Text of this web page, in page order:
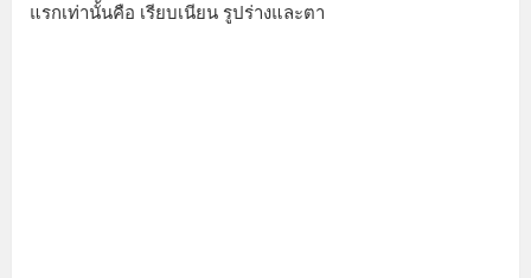
แรกเท่านั้นคือ เรียบเนียน รูปร่างและตา